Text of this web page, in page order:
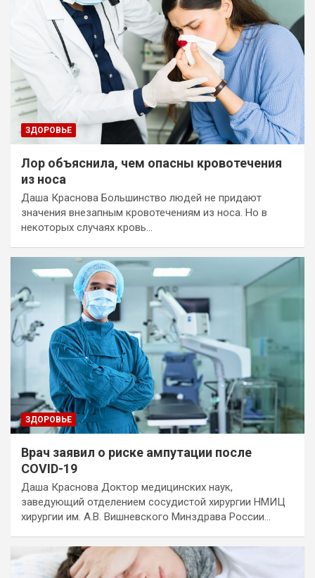
ЗДОРОВЬЕ
Лор объяснила, чем опасны кровотечения
из носа
Даша Краснова Большинство людей не придают
значения внезапным кровотечениям из носа. Но в
некоторых случаях кровь…
ЗДОРОВЬЕ
Врач заявил о риске ампутации после
COVID-19
Даша Краснова Доктор медицинских наук,
заведующий отделением сосудистой хирургии НМИЦ
хирургии им. А.В. Вишневского Минздрава России…